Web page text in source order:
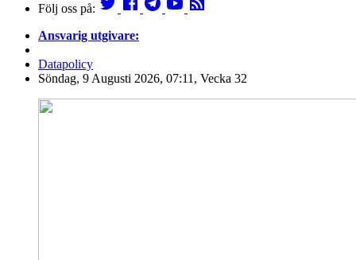
Följ oss på:
Ansvarig utgivare:
Datapolicy
Söndag, 9 Augusti 2026, 07:11, Vecka 32